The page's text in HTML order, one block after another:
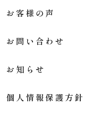
お客様の声
お問い合わせ
お知らせ
個人情報保護方針